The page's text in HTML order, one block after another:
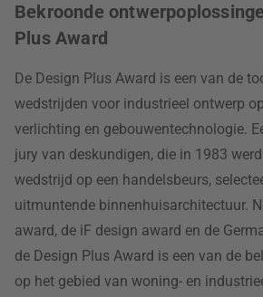
Bekroonde
Plus Award
De Design Plus Award is een van de
wedstrijden voor industrieel ontwerp
verlichting en gebouwentechnologie.
jury van deskundigen, die in 1983
wedstrijd op een handelsbeurs,
uitmuntende binnenhuisarchitectuur.
award, de iF design award en de
de Design Plus Award is een van de
op het gebied van woning- en